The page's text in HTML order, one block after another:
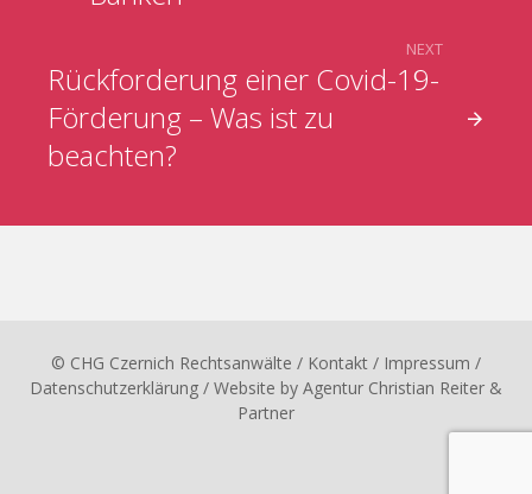
Rückforderung einer Covid-19-
Förderung – Was ist zu
beachten?
NEXT
© CHG Czernich Rechtsanwälte / Kontakt / Impressum /
Datenschutzerklärung / Website by Agentur Christian Reiter &
Partner